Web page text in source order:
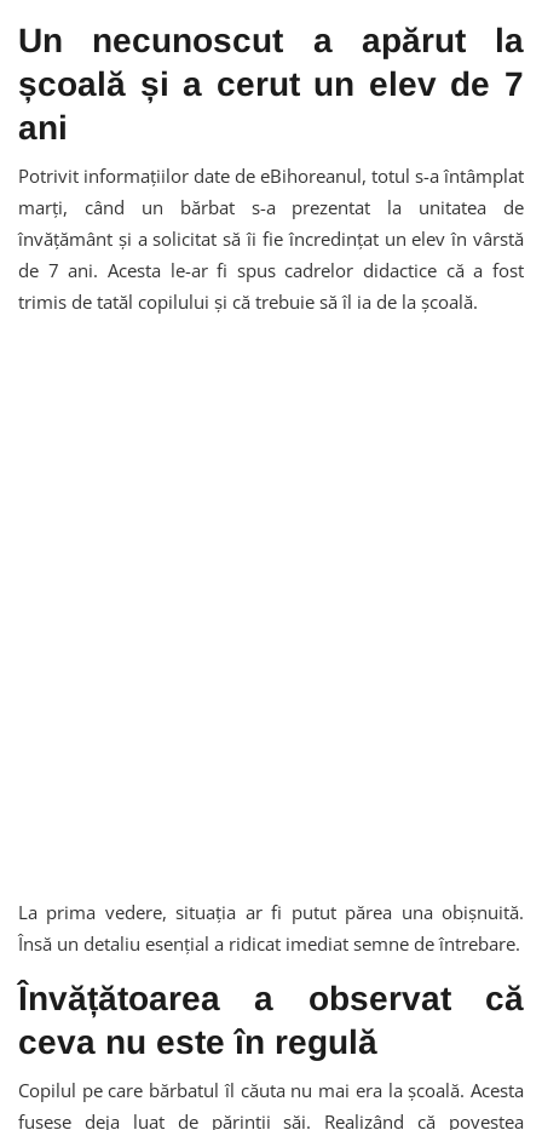
Un necunoscut a apărut la
școală și a cerut un elev de 7
ani
Potrivit informațiilor date de eBihoreanul, totul s-a întâmplat
marți, când un bărbat s-a prezentat la unitatea de
învățământ și a solicitat să îi fie încredințat un elev în vârstă
de 7 ani. Acesta le-ar fi spus cadrelor didactice că a fost
trimis de tatăl copilului și că trebuie să îl ia de la școală.
La prima vedere, situația ar fi putut părea una obișnuită.
Însă un detaliu esențial a ridicat imediat semne de întrebare.
Învățătoarea a observat că
ceva nu este în regulă
Copilul pe care bărbatul îl căuta nu mai era la școală. Acesta
fusese deja luat de părinții săi. Realizând că povestea